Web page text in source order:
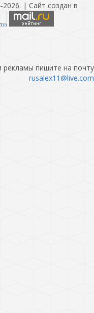
2026. | Сайт создан в
рекламы пишите на почту
rusalex11@live.com